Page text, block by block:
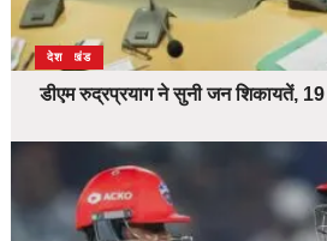
उत्तराखंड
देश
डीएम रुद्रप्रयाग ने सुनी जन शिकायतें,